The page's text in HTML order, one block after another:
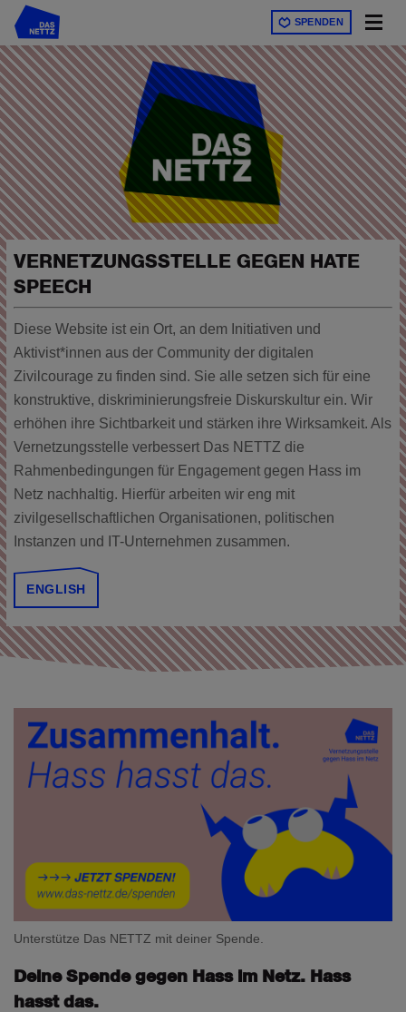
Direkt
zum
Inhalt
SPENDEN
VERNETZUNGSSTELLE GEGEN HATE
SPEECH
Diese Website ist ein Ort, an dem Initiativen und
Aktivist*innen aus der Community der digitalen
Zivilcourage zu finden sind. Sie alle setzen sich für eine
konstruktive, diskriminierungsfreie Diskurskultur ein. Wir
erhöhen ihre Sichtbarkeit und stärken ihre Wirksamkeit. Als
Vernetzungsstelle verbessert Das NETTZ die
Rahmenbedingungen für Engagement gegen Hass im
Netz nachhaltig. Hierfür arbeiten wir eng mit
zivilgesellschaftlichen Organisationen, politischen
Instanzen und IT-Unternehmen zusammen.
ENGLISH
Unterstütze Das NETTZ mit deiner Spende.
Deine Spende gegen Hass im Netz. Hass
hasst das.